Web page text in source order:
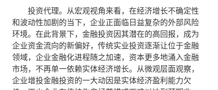
投资代理。从宏观视角来看，在经济增长不确定性
和波动性加剧的当下，企业正面临日益复杂的外部风险
环境。在此背景下，金融投资因其潜在的高回报，成为
企业资金流向的新偏好，传统实业投资逐渐让位于金融
领域，企业金融化进程随之加速，资本更多地涌入金融
市场，不再单一依赖实体经济增长。从微观层面观察，
企业增投金融投资的一大动因是实体经济盈利能力欠